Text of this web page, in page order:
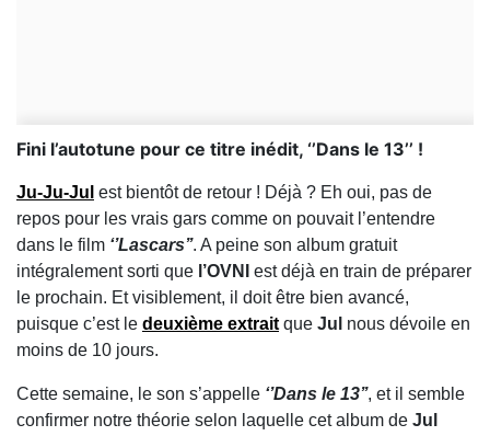
Fini l’autotune pour ce titre inédit, ‘’Dans le 13’’ !
Ju-Ju-Jul est bientôt de retour ! Déjà ? Eh oui, pas de
repos pour les vrais gars comme on pouvait l’entendre
dans le film ‘’Lascars’’. A peine son album gratuit
intégralement sorti que l’OVNI est déjà en train de préparer
le prochain. Et visiblement, il doit être bien avancé,
puisque c’est le deuxième extrait que Jul nous dévoile en
moins de 10 jours.
Cette semaine, le son s’appelle ‘’Dans le 13’’, et il semble
confirmer notre théorie selon laquelle cet album de Jul